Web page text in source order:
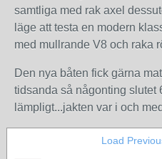
samtliga med rak axel
läge att testa en modern
med mullrande V8 och raka
Den nya båten fick gärna
tidsanda så någonting slutet
lämpligt...jakten var i och
Load